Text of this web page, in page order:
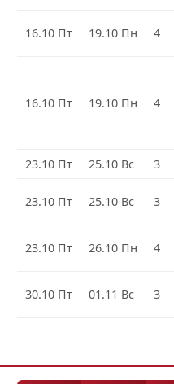
16.10 Пт 19.10 Пн 4
16.10 Пт 19.10 Пн 4
23.10 Пт 25.10 Вс 3
23.10 Пт 25.10 Вс 3
23.10 Пт 26.10 Пн 4
30.10 Пт 01.11 Вс 3